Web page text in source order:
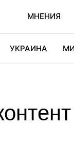
МНЕНИЯ
УКРАИНА